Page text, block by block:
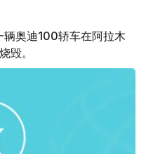
奥迪100轿车在阿拉木
毁。